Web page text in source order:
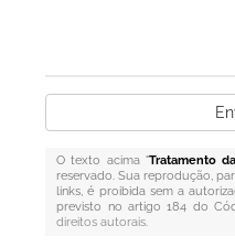
O texto acima "Tratamento
reservado. Sua reprodução,
links, é proibida sem a
previsto no artigo 184 do
direitos autorais.